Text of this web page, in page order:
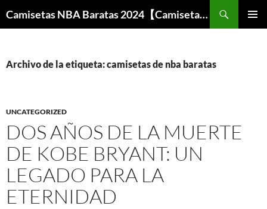
Camisetas NBA Baratas 2024【Camisetas Especiales Baloncesto】
Archivo de la etiqueta: camisetas de nba baratas
UNCATEGORIZED
DOS AÑOS DE LA MUERTE
DE KOBE BRYANT: UN
LEGADO PARA LA
ETERNIDAD